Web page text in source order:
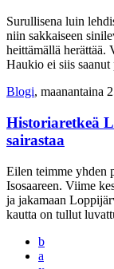
Surullisena luin
niin sakkaiseen
heittämällä herättää.
Haukio ei siis saanut
Blogi, maanantaina
Historiaretkeä
sairastaa
Eilen teimme yhden
Isosaareen. Viime
ja jakamaan
kautta on tullut
b
a